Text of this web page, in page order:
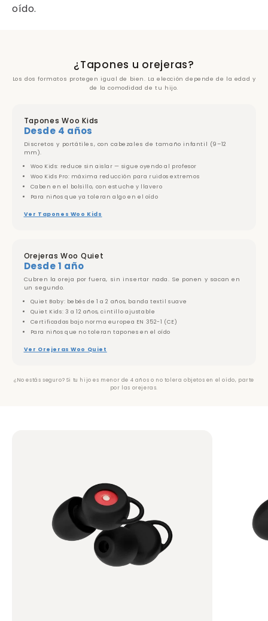
oído.
¿Tapones u orejeras?
Los dos formatos protegen igual de bien. La elección depende de la edad y
de la comodidad de tu hijo.
Tapones Woo Kids
Desde 4 años
Discretos y portátiles, con cabezales de tamaño infantil (9–12
mm).
Woo Kids: reduce sin aislar — sigue oyendo al profesor
Woo Kids Pro: máxima reducción para ruidos extremos
Caben en el bolsillo, con estuche y llavero
Para niños que ya toleran algo en el oído
Ver Tapones Woo Kids
Orejeras Woo Quiet
Desde 1 año
Cubren la oreja por fuera, sin insertar nada. Se ponen y sacan en
un segundo.
Quiet Baby: bebés de 1 a 2 años, banda textil suave
Quiet Kids: 3 a 12 años, cintillo ajustable
Certificadas bajo norma europea EN 352-1 (CE)
Para niños que no toleran tapones en el oído
Ver Orejeras Woo Quiet
¿No estás seguro? Si tu hijo es menor de 4 años o no tolera objetos en el oído, parte
por las orejeras.